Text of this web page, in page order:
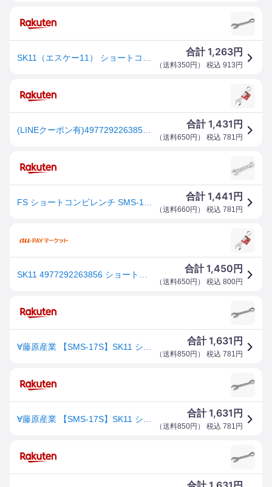
合計1,263円
（送料350円 ） 税込 913 円
合計1,431 円
（送料650円 ） 税込 781 円
合計1,441 円
（送料660円 ） 税込 781 円
合計1,450 円
（送料650円 ） 税込 800円
合計1,631 円
（送料850円 ） 税込 781 円
合計1,631 円
（送料850円 ） 税込 781 円